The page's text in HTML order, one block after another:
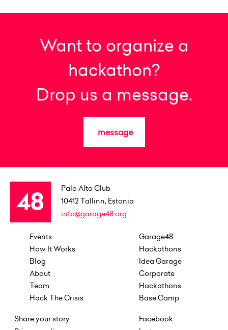
Want to organize a
hackathon?
Drop us a message.
message
Palo Alto Club
10412 Tallinn, Estonia
info@garage48.org
Events
How It Works
Blog
About
Team
Hack The Crisis
Garage48
Hackathons
Idea Garage
Corporate
Hackathons
Base Camp
Share your story
Facebook